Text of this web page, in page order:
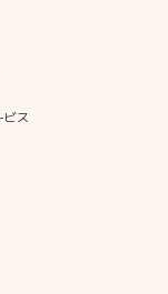
ス